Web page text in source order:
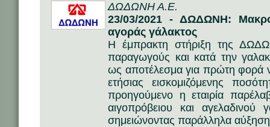
ΔΩΔΩΝΗ Α.Ε.
23/03/2021 - ΔΩΔΩΝΗ:
αγοράς γάλακτος
Η έμπρακτη στήριξη της
παραγωγούς και κατά την
ως αποτέλεσμα για πρώτη φορά
ετήσιας εισκομιζόμενης
προηγούμενο η εταιρία
αιγοπρόβειου και αγελαδινού
σημειώνοντας παράλληλα